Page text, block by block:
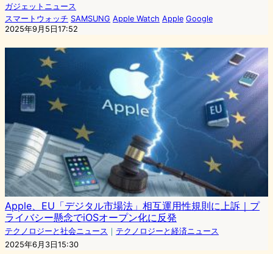
ガジェットニュース
スマートウォッチ SAMSUNG Apple Watch Apple Google
2025年9月5日17:52
Apple、EU「デジタル市場法」相互運用性規則に上訴｜プ
ライバシー懸念でiOSオープン化に反発
テクノロジーと社会ニュース ｜ テクノロジーと経済ニュース
2025年6月3日15:30